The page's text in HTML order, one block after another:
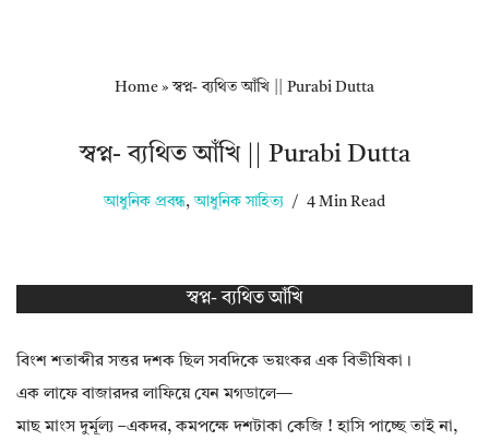
Home »স্বপ্ন- ব্যথিত আঁখি || Purabi Dutta
স্বপ্ন- ব্যথিত আঁখি || Purabi Dutta
আধুনিক প্রবন্ধ, আধুনিক সাহিত্য 4 Min Read
স্বপ্ন- ব্যথিত আঁখি
বিংশ শতাব্দীর সত্তর দশক ছিল সবদিকে ভয়ংকর এক বিভীষিকা।
এক লাফে বাজারদর লাফিয়ে যেন মগডালে—
মাছ মাংস দুর্মূল্য –একদর, কমপক্ষে দশটাকা কেজি ! হাসি পাচ্ছে তাই না,